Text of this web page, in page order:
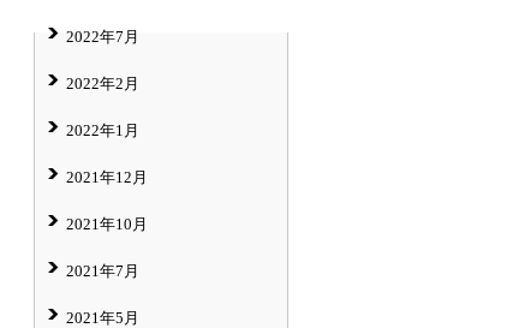
2022年7月
2022年2月
2022年1月
2021年12月
2021年10月
2021年7月
2021年5月